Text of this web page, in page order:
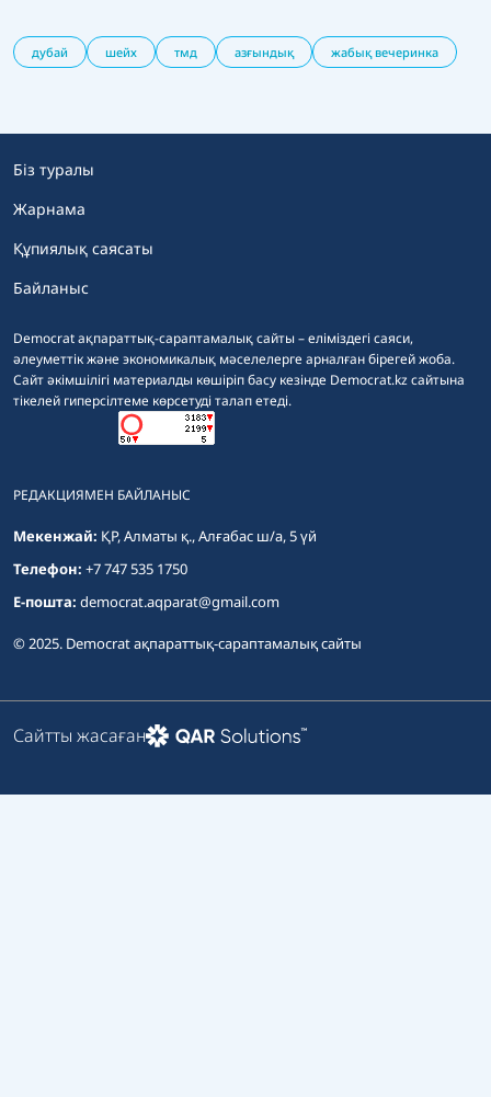
дубай шейх тмд азғындық жабық вечеринка
Democrat ақпараттық-сараптамалық сайты – еліміздегі саяси,
әлеуметтік және экономикалық мәселелерге арналған бірегей жоба.
Сайт әкімшілігі материалды көшіріп басу кезінде Democrat.kz сайтына
тікелей гиперсілтеме көрсетуді талап етеді.
Біз туралы
Жарнама
Құпиялық саясаты
Байланыс
РЕДАКЦИЯМЕН БАЙЛАНЫС
Мекенжай: ҚР, Алматы қ., Алғабас ш/а, 5 үй
Телефон: +7 747 535 1750
E-пошта: democrat.aqparat@gmail.com
© 2025. Democrat ақпараттық-сараптамалық сайты
Сайтты жасаған